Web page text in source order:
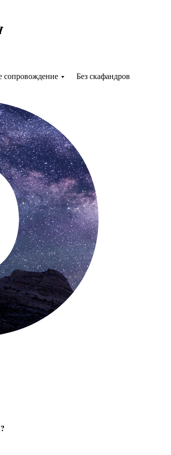
сопровождение Без скафандров